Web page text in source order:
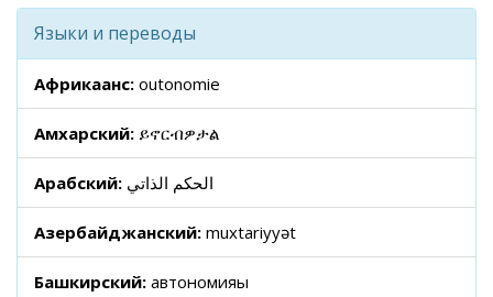
Языки и переводы
Африкаанс: outonomie
Амхарский: ይኖርብዎታል
Арабский: الحكم الذاتي
Азербайджанский: muxtariyyət
Башкирский: автономияһы